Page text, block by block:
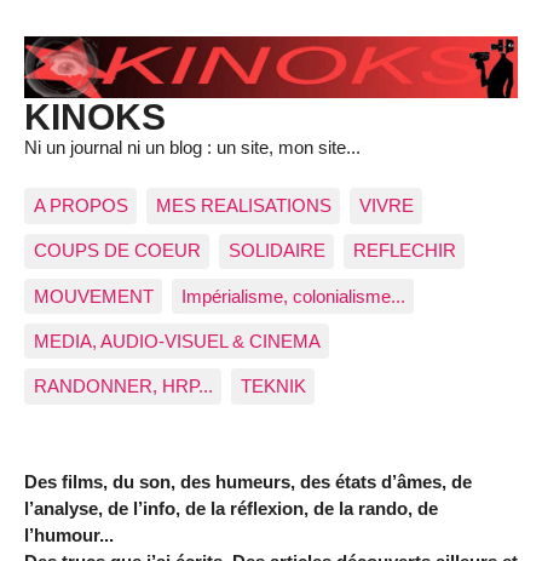
KINOKS
Ni un journal ni un blog : un site, mon site...
A PROPOS MES REALISATIONS VIVRE
COUPS DE COEUR SOLIDAIRE REFLECHIR
MOUVEMENT Impérialisme, colonialisme...
MEDIA, AUDIO-VISUEL & CINEMA
RANDONNER, HRP... TEKNIK
Des films, du son, des humeurs, des états d’âmes, de
l’analyse, de l’info, de la réflexion, de la rando, de
l’humour...